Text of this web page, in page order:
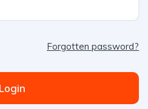
Forgotten password?
Login